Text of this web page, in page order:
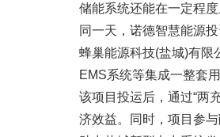
储能系统还能在一定程
同一天，诺德智慧能源
蜂巢能源科技(盐城)有限
EMS系统等集成一整套
该项目投运后，通过“两
济效益。同时，项目参